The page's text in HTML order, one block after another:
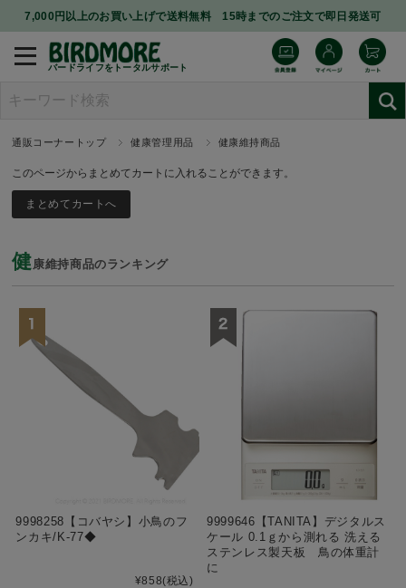
7,000円以上のお買い上げで送料無料 15時までのご注文で即日発送可
バードライフをトータルサポート
通販コーナートップ 健康管理用品 健康維持商品
このページからまとめてカートに入れることができます。
健康維持商品のランキング
9998258【コバヤシ】小鳥のフ
ンカキ/K-77◆
¥858(税込)
9999646【TANITA】デジタルス
ケール 0.1ｇから測れる 洗える
ステンレス製天板 鳥の体重計
に